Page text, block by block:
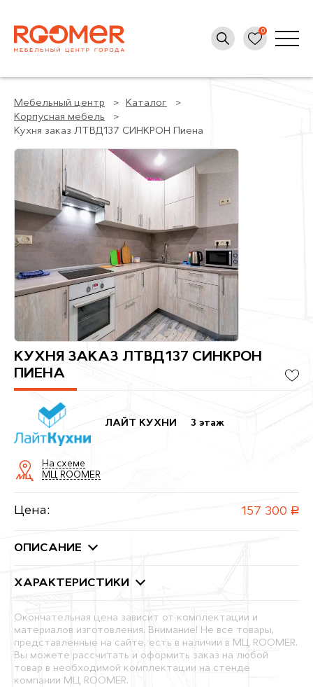
Мебельный центр
Каталог
Корпусная мебель
Кухня заказ ЛТВД137 СИНКРОН Пиена
КУХНЯ ЗАКАЗ ЛТВД137 СИНКРОН
ПИЕНА
ЛАЙТ КУХНИ 3 этаж
На схеме
МЦ ROOMER
Цена: 157 300 руб.
ОПИСАНИЕ
ХАРАКТЕРИСТИКИ
Окончательная цена зависит от комплектации и
материалов изготовления. Внимание! Не все товары,
представленные на сайте, есть в наличии в МЦ ROOMER.
Вы можете рассчитать и оформить заказ на любой
товар в необходимой комплектации на стенде
компании МЦ ROOMER.